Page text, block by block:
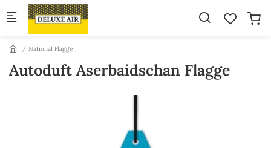
Skip to main content
National Flagge
Autoduft Aserbaidschan Flagge